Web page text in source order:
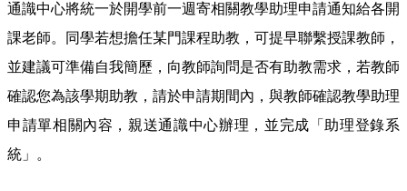
通識中心將統一於開學前一週寄相關教學助理申請通知給各開
課老師。同學若想擔任某門課程助教，可提早聯繫授課教師，
並建議可準備自我簡歷，向教師詢問是否有助教需求，若教師
確認您為該學期助教，請於申請期間內，與教師確認教學助理
申請單相關內容，親送通識中心辦理，並完成「助理登錄系
統」。